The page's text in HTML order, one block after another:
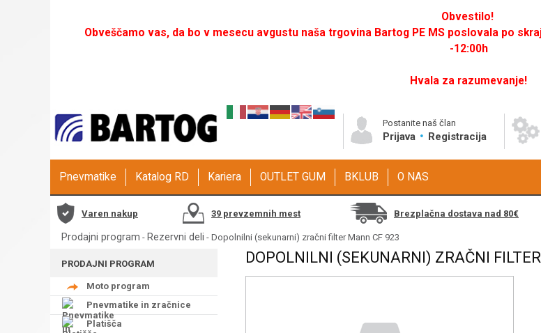
Obvestilo!
Obveščamo vas, da bo v mesecu avgustu naša trgovina Bartog PE MS poslovala po
-12:00h
Hvala za razumevanje!
Postanite naš član
Prijava Registracija
Pnevmatike Katalog RD Kariera OUTLET GUM BKLUB O NAS
Varen nakup 39 prevzemnih mest Brezplačna dostava nad 80€
Prodajni program - Rezervni deli - Dopolnilni (sekunarni) zračni filter Mann CF 923
PRODAJNI PROGRAM
Moto program
Pnevmatike in zračnice
Platišča
DOPOLNILNI (SEKUNARNI) ZRAČNI